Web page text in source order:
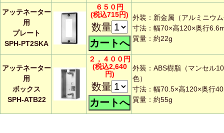
アッテネーター
用
プレート
SPH-PT2SKA
６５０円
(税込715円)
数量
外装：新金属（アルミニウ
寸法：幅70×高120×奥行
質量：約22g
アッテネーター
用
ボックス
SPH-ATB22
２，４００円
(税込2,640
円)
数量
外装：ABS樹脂（マンセル
色）
寸法：幅70.5×高120×奥行
質量：約55g